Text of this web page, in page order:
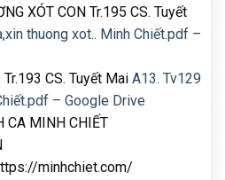
XÓT CON Tr.195 CS. Tuyết
thuong xot.. Minh Chiết.pdf –
CS. Tuyết Mai A13. Tv129
– Google Drive
CA MINH CHIẾT
minhchiet.com/